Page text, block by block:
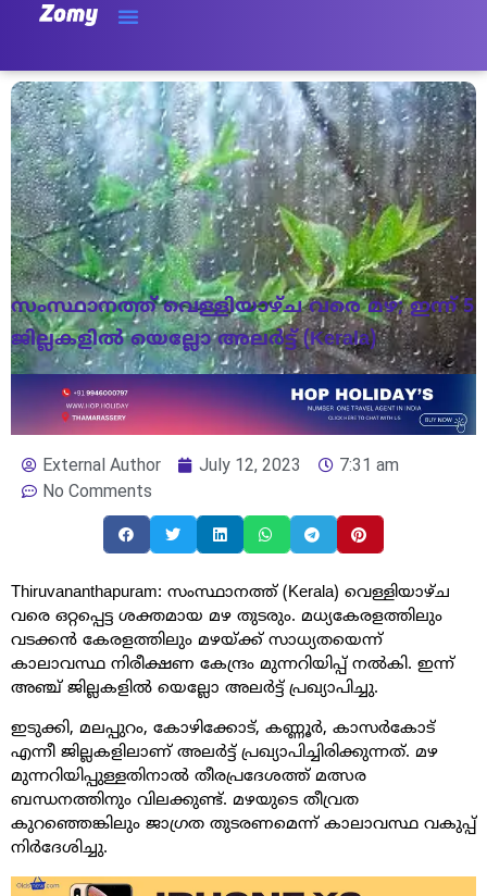
സംസ്ഥാനത്ത് വെള്ളിയാഴ്‌ച വരെ മഴ; ഇന്ന് 5
ജില്ലകളിൽ യെല്ലോ അലർട്ട് (Kerala)
External Author July 12, 2023
7:31 am
No Comments
Thiruvananthapuram: സംസ്ഥാനത്ത് (Kerala) വെള്ളിയാഴ്‌ച
വരെ ഒറ്റപ്പെട്ട ശക്തമായ മഴ തുടരും. മധ്യകേരളത്തിലും
വടക്കൻ കേരളത്തിലും മഴയ്‌ക്ക് സാധ്യതയെന്ന്
കാലാവസ്ഥ നിരീക്ഷണ കേന്ദ്രം മുന്നറിയിപ്പ് നൽകി. ഇന്ന്
അഞ്ച് ജില്ലകളിൽ യെല്ലോ അലർട്ട് പ്രഖ്യാപിച്ചു.
ഇടുക്കി, മലപ്പുറം, കോഴിക്കോട്, കണ്ണൂർ, കാസർകോട്
എന്നീ ജില്ലകളിലാണ് അലർട്ട് പ്രഖ്യാപിച്ചിരിക്കുന്നത്. മഴ
മുന്നറിയിപ്പുള്ളതിനാൽ തീരപ്രദേശത്ത് മത്സര
ബന്ധനത്തിനും വിലക്കുണ്ട്. മഴയുടെ തീവ്രത
കുറഞ്ഞെങ്കിലും ജാ​ഗ്രത തുടരണമെന്ന് കാലാവസ്ഥ വകുപ്പ്
നിർദേശിച്ചു.